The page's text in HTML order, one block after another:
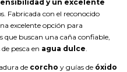
y un excelente
Fabricada con el reconocido
excelente opción para
que buscan una caña confiable,
pesca en agua dulce
de corcho y guías de óxido